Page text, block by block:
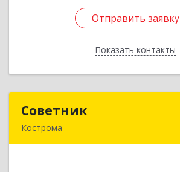
Отправить заявку
Показать контакты
Отправить заявку
Назад
Советник
Кострома